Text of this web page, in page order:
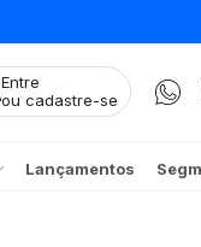
Entre
ou cadastre-se
Lançamentos